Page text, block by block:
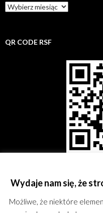
Archiwum
rsf
QR CODE RSF
Rzeszowskie Stowarzyszenie
0000244762; REGON: 180167051;
Wydaje nam się, że
Możliwe, że niektóre